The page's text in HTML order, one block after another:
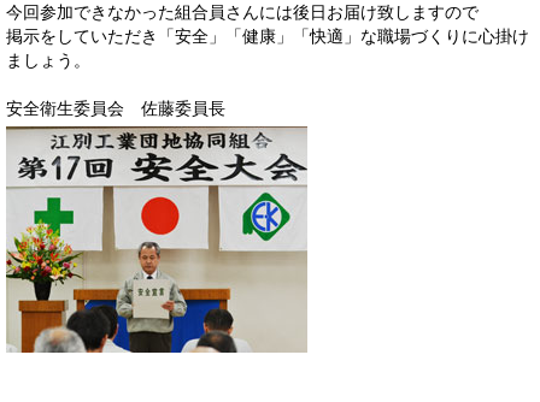
今回参加できなかった組合員さんには後日お届け致しますので
掲示をしていただき「安全」「健康」「快適」な職場づくりに心掛け
ましょう。
安全衛生委員会 佐藤委員長